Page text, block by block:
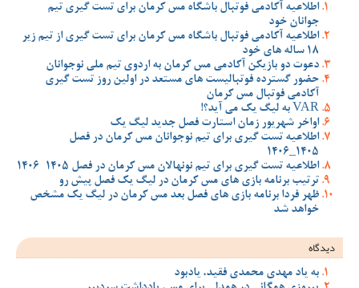
اطلاعیه آکادمی فوتبال باشگاه مس کرمان برای تست گیری تیم
جوانان خود
اطلاعیه آکادمی فوتبال باشگاه مس کرمان برای تست گیری از تیم زیر
18 ساله های خود
دعوت دو بازیکن آکادمی مس کرمان به اردوی تیم ملی نوجوانان
حضور گسترده فوتبالیست های مستعد در اولین روز تست گیری
آکادمی فوتبال مس کرمان
VAR به لیگ یک می آید؟!
اواخر شهریور زمان استارت فصل جدید لیگ یک
اطلاعیه تست گیری برای تیم نوجوانان مس کرمان در فصل
1405_1406
اطلاعیه تست گیری برای تیم نونهالان مس کرمان در فصل 1405-1406
ترتیب برنامه بازی های مس کرمان در لیگ یک فصل پیش رو
ظهر فردا برنامه بازی های فصل بعد مس کرمان در لیگ یک مشخص
خواهد شد
دیدگاه
به یاد مهدی محمدی فقید، یادبود